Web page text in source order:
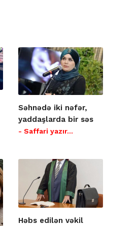
Səhnədə iki nəfər,
yaddaşlarda bir səs
- Saffari yazır…
Həbs edilən vəkil